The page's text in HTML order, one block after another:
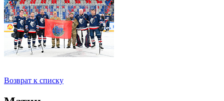
Возврат к списку